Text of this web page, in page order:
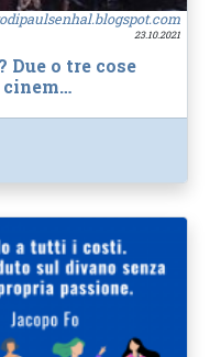
23.10.2021
Due o tre cose
cinem…